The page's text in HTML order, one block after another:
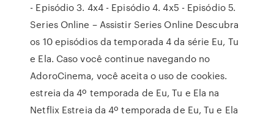
- Episódio 3. 4x4 - Episódio 4. 4x5 - Episódio 5.
Series Online – Assistir Series Online Descubra
os 10 episódios da temporada 4 da série Eu, Tu
e Ela. Caso você continue navegando no
AdoroCinema, você aceita o uso de cookies.
estreia da 4º temporada de Eu, Tu e Ela na
Netflix Estreia da 4º temporada de Eu, Tu e Ela